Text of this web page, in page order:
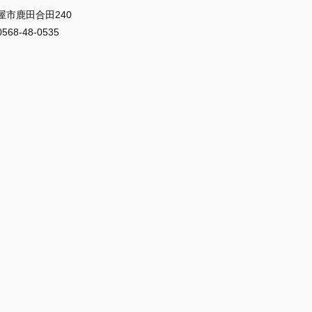
市鹿田合田240
48-0535